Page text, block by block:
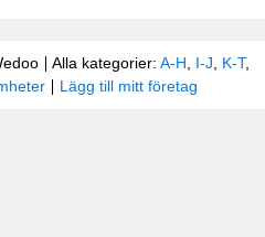
Alla kategorier: A-H I-J K-T,
Lägg till mitt företag